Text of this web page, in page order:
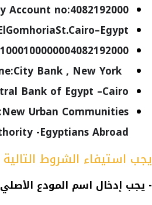
Account no:4082192000
Bank of Egypt –Cairo
Urban Communities
-Egyptians Abroad
يجب استيفاء الشروط التالية
- يجب إدخال اسم المودع